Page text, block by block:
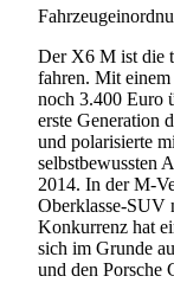
Der X6 M ist die
fahren. Mit
noch 3.400 Euro
erste Generation
und polarisierte
selbstbewussten
2014. In der M-
Oberklasse-SUV
Konkurrenz hat
sich im Grunde
und den Porsche